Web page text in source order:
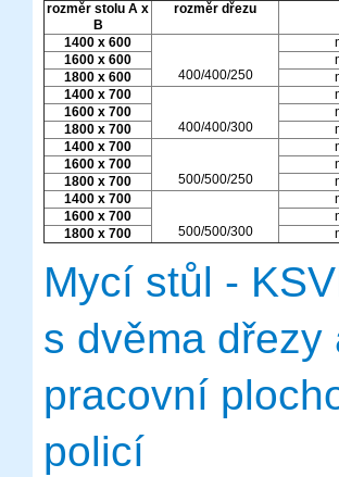
rozměr stolu A x
B
rozměr dřezu
1400 x 600
400/400/250
1600 x 600
1800 x 600
1400 x 700
400/400/300
1600 x 700
1800 x 700
1400 x 700
500/500/250
1600 x 700
1800 x 700
1400 x 700
500/500/300
1600 x 700
1800 x 700
Mycí stůl -
s dvěma dřezy
pracovní
policí